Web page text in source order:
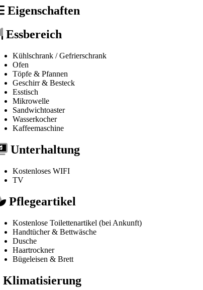
Eigenschaften
Essbereich
Kühlschrank / Gefrierschrank
Ofen
Töpfe & Pfannen
Geschirr & Besteck
Esstisch
Mikrowelle
Sandwichtoaster
Wasserkocher
Kaffeemaschine
Unterhaltung
Kostenloses WIFI
TV
Pflegeartikel
Kostenlose Toilettenartikel (bei Ankunft)
Handtücher & Bettwäsche
Dusche
Haartrockner
Bügeleisen & Brett
Klimatisierung